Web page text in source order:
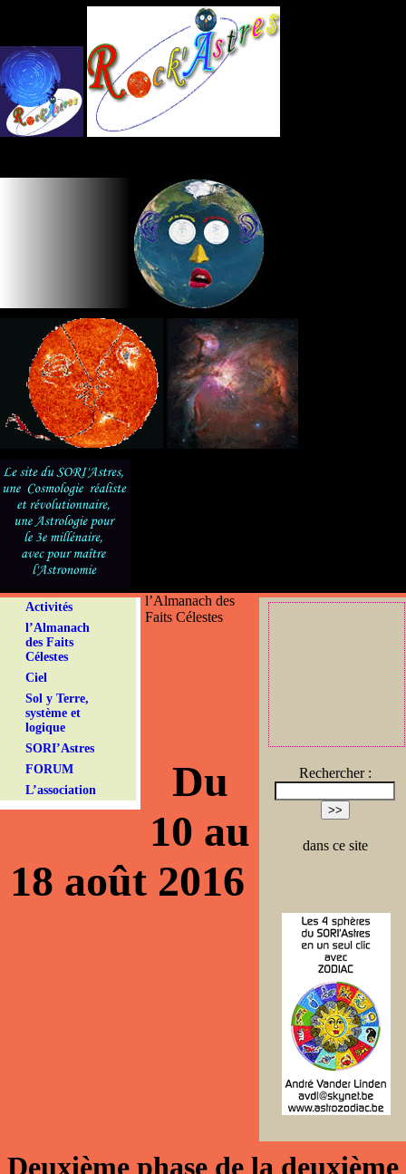
Activités
l’Almanach
des Faits
Célestes
Ciel
Sol y Terre,
système et
logique
SORI’Astres
FORUM
L’association
Rechercher :
dans ce site
l’Almanach des
Faits Célestes
Du
10 au
18 août 2016
Deuxième phase de la deuxième
Panneau de gestion des cookies